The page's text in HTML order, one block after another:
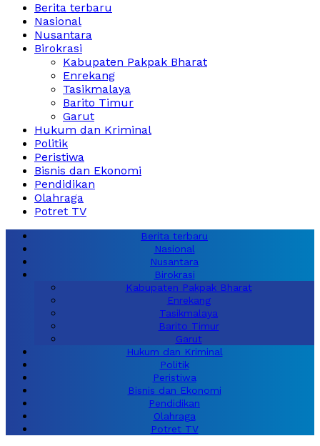
Berita terbaru
Nasional
Nusantara
Birokrasi
Kabupaten Pakpak Bharat
Enrekang
Tasikmalaya
Barito Timur
Garut
Hukum dan Kriminal
Politik
Peristiwa
Bisnis dan Ekonomi
Pendidikan
Olahraga
Potret TV
Berita terbaru
Nasional
Nusantara
Birokrasi
Kabupaten Pakpak Bharat
Enrekang
Tasikmalaya
Barito Timur
Garut
Hukum dan Kriminal
Politik
Peristiwa
Bisnis dan Ekonomi
Pendidikan
Olahraga
Potret TV